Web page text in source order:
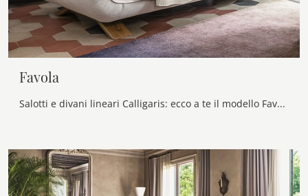
Favola
Salotti e divani lineari Calligaris: ecco a te il modello Favola in tessuto per completare la zona giorno.